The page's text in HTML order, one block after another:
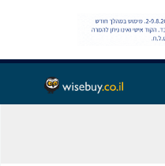
שלום אורח,
התחבר